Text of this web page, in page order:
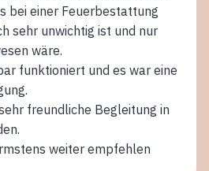
bei einer Feuerbestattung
sehr unwichtig ist und nur
wäre.
funktioniert und es war eine
freundliche Begleitung in
weiter empfehlen